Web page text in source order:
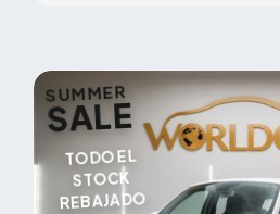
SUMMER
SALE
TODO EL
STOCK
REBAJADO